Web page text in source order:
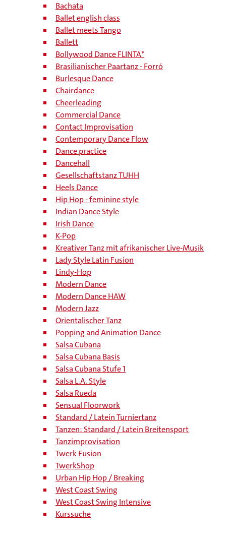
Bachata
Ballet english class
Ballet meets Tango
Ballett
Bollywood Dance FLINTA*
Brasilianischer Paartanz - Forró
Burlesque Dance
Chairdance
Cheerleading
Commercial Dance
Contact Improvisation
Contemporary Dance Flow
Dance practice
Dancehall
Gesellschaftstanz TUHH
Heels Dance
Hip Hop - feminine style
Indian Dance Style
Irish Dance
K-Pop
Kreativer Tanz mit afrikanischer Live-Musik
Lady Style Latin Fusion
Lindy-Hop
Modern Dance
Modern Dance HAW
Modern Jazz
Orientalischer Tanz
Popping and Animation Dance
Salsa Cubana
Salsa Cubana Basis
Salsa Cubana Stufe 1
Salsa L.A. Style
Salsa Rueda
Sensual Floorwork
Standard / Latein Turniertanz
Tanzen: Standard / Latein Breitensport
Tanzimprovisation
Twerk Fusion
TwerkShop
Urban Hip Hop / Breaking
West Coast Swing
West Coast Swing Intensive
Kurssuche